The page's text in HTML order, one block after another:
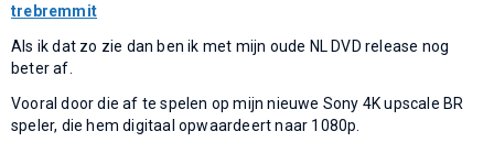
trebremmit
Als ik dat zo zie dan ben ik met mijn oude NL DVD release nog
beter af.
Vooral door die af te spelen op mijn nieuwe Sony 4K upscale BR
speler, die hem digitaal opwaardeert naar 1080p.